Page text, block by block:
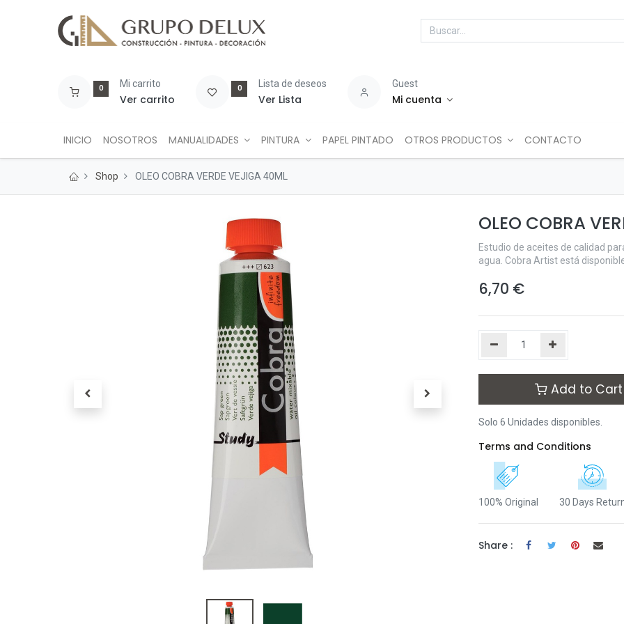
0 Mi carrito
Ver carrito
0 Lista de deseos
Ver Lista
Guest
Mi cuenta
INICIO NOSOTROS MANUALIDADES PINTURA PAPEL PINTADO OTROS PRODUCTOS CONTACTO
Shop OLEO COBRA VERDE VEJIGA 40ML
OLEO COBRA
Estudio de aceites de calidad
agua. Cobra Artist está
6,70 €
Add to Cart
Solo 6 Unidades disponibles.
Terms and Conditions
100% Original 30 Days
Share :